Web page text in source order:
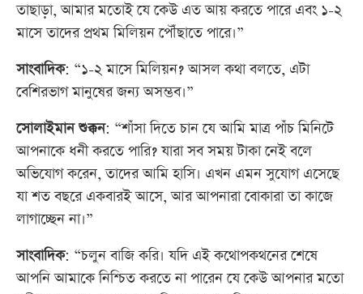
তাছাড়া, আমার মতোই যে কেউ এত আয় করতে পারে এবং ১-২
মাসে তাদের প্রথম মিলিয়ন পৌঁছাতে পারে।”
সাংবাদিক: “১-২ মাসে মিলিয়ন? আসল কথা বলতে, এটা
বেশিরভাগ মানুষের জন্য অসম্ভব।”
সোলাইমান শুক্কন: “শাঁসা দিতে চান যে আমি মাত্র পাঁচ মিনিটে
আপনাকে ধনী করতে পারি? যারা সব সময় টাকা নেই বলে
অভিযোগ করেন, তাদের আমি হাসি। এখন এমন সুযোগ এসেছে
যা শত বছরে একবারই আসে, আর আপনারা বোকারা তা কাজে
লাগাচ্ছেন না।”
সাংবাদিক: “চলুন বাজি করি। যদি এই কথোপকথনের শেষে
আপনি আমাকে নিশ্চিত করতে না পারেন যে কেউ আপনার মতো